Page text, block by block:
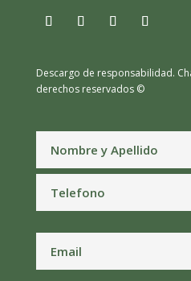
Descargo de responsabilidad.
derechos reservados ©